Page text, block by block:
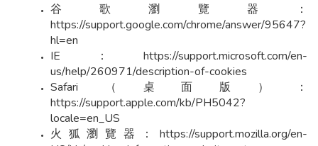
谷歌瀏覽器：
https://support.google.com/chrome/answer/95647?
hl=en
IE：https://support.microsoft.com/en-
us/help/260971/description-of-cookies
Safari（桌面版）：
https://support.apple.com/kb/PH5042?
locale=en_US
火狐瀏覽器：https://support.mozilla.org/en-